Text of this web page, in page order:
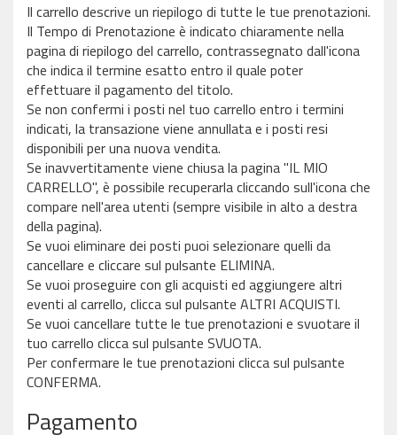
Il carrello descrive un riepilogo di tutte le tue prenotazioni.
Il Tempo di Prenotazione è indicato chiaramente nella
pagina di riepilogo del carrello, contrassegnato dall'icona
che indica il termine esatto entro il quale poter
effettuare il pagamento del titolo.
Se non confermi i posti nel tuo carrello entro i termini
indicati, la transazione viene annullata e i posti resi
disponibili per una nuova vendita.
Se inavvertitamente viene chiusa la pagina "IL MIO
CARRELLO", è possibile recuperarla cliccando sull'icona che
compare nell'area utenti (sempre visibile in alto a destra
della pagina).
Se vuoi eliminare dei posti puoi selezionare quelli da
cancellare e cliccare sul pulsante ELIMINA.
Se vuoi proseguire con gli acquisti ed aggiungere altri
eventi al carrello, clicca sul pulsante ALTRI ACQUISTI.
Se vuoi cancellare tutte le tue prenotazioni e svuotare il
tuo carrello clicca sul pulsante SVUOTA.
Per confermare le tue prenotazioni clicca sul pulsante
CONFERMA.
Pagamento